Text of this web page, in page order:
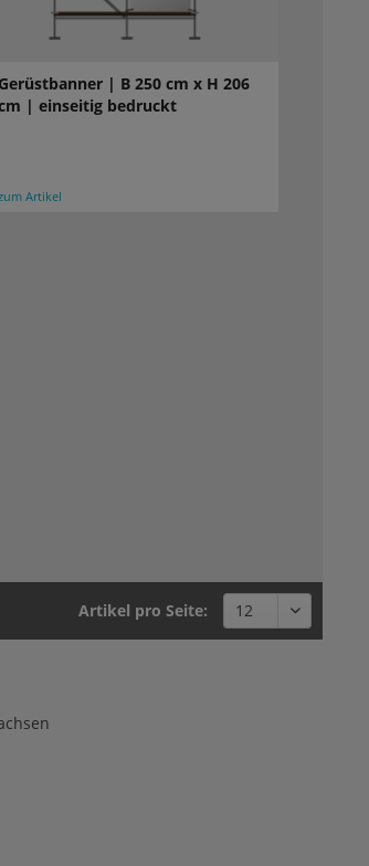
Gerüstbanner | B 250 cm x H 206
| einseitig bedruckt
Artikel
Artikel pro Seite: